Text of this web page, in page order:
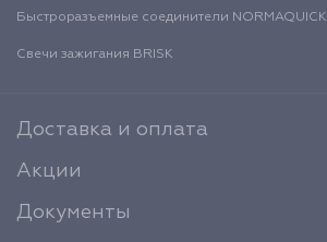
Быстроразъемные соединители NORMAQUICK
Свечи зажигания BRISK
Доставка и оплата
Акции
Документы